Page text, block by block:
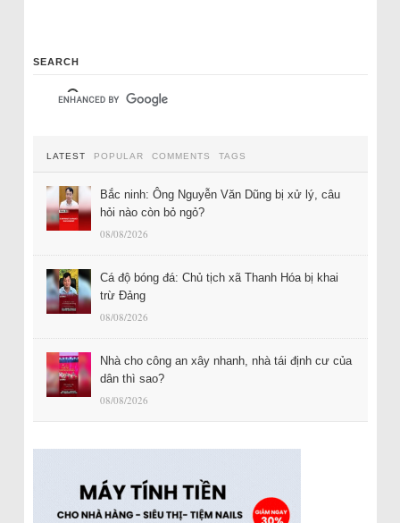
SEARCH
LATEST POPULAR COMMENTS TAGS
Bắc ninh: Ông Nguyễn Văn Dũng bị xử lý, câu
hỏi nào còn bỏ ngỏ?
08/08/2026
Cá độ bóng đá: Chủ tịch xã Thanh Hóa bị khai
trừ Đảng
08/08/2026
Nhà cho công an xây nhanh, nhà tái định cư của
dân thì sao?
08/08/2026